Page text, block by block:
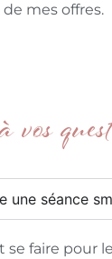
mes offres.
une séance
se faire pour